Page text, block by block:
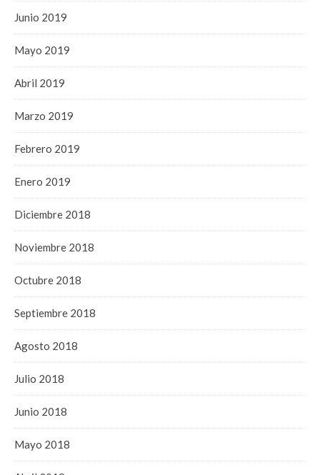
Junio 2019
Mayo 2019
Abril 2019
Marzo 2019
Febrero 2019
Enero 2019
Diciembre 2018
Noviembre 2018
Octubre 2018
Septiembre 2018
Agosto 2018
Julio 2018
Junio 2018
Mayo 2018